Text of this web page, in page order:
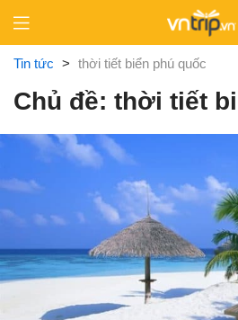
content
Tin tức > thời tiết biển phú quốc
Chủ đề: thời tiết